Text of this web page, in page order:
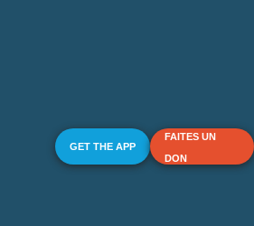
GET THE APP
FAITES UN
DON